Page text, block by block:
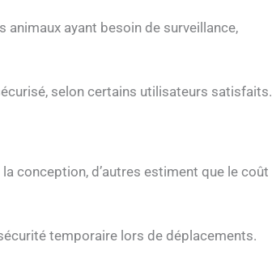
ayant besoin de surveillance,
selon certains utilisateurs satisfaits.
conception, d’autres estiment que le coût
temporaire lors de déplacements.